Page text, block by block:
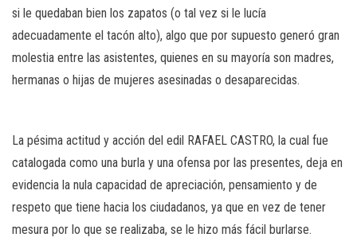
si le quedaban bien los zapatos (o tal vez si le lucía
adecuadamente el tacón alto), algo que por supuesto generó gran
molestia entre las asistentes, quienes en su mayoría son madres,
hermanas o hijas de mujeres asesinadas o desaparecidas.
La pésima actitud y acción del edil RAFAEL CASTRO, la cual fue
catalogada como una burla y una ofensa por las presentes, deja en
evidencia la nula capacidad de apreciación, pensamiento y de
respeto que tiene hacia los ciudadanos, ya que en vez de tener
mesura por lo que se realizaba, se le hizo más fácil burlarse.